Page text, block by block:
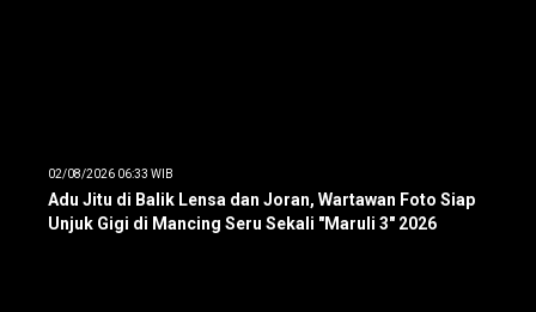
02/08/2026 06:33 WIB
Adu Jitu di Balik Lensa dan Joran, Wartawan Foto Siap
Unjuk Gigi di Mancing Seru Sekali "Maruli 3" 2026